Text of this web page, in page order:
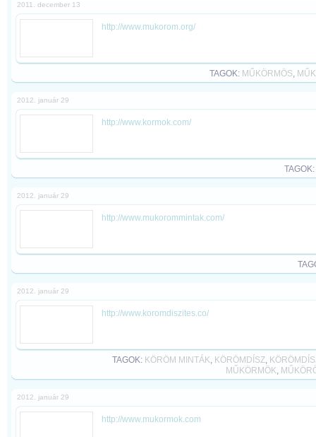
2011. december 13
http://www.mukorom.org/
TAGOK: MŰKÖRMÖS,
2012. január 29
http://www.kormok.com/
TAGOK:
2012. január 29
http://www.mukorommintak.com/
2012. január 29
http://www.koromdiszites.co/
TAGOK: KÖRÖM MINTÁK, KÖRÖMDÍSZ,
MŰKÖRMÖK,
2012. január 29
http://www.mukormok.com